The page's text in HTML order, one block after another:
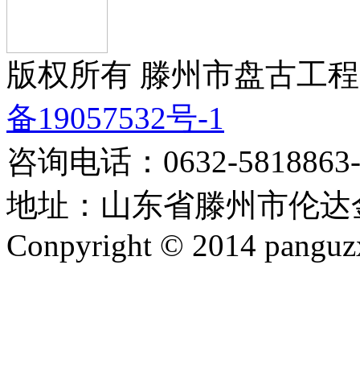
版权所有 滕州市盘古工
备19057532号-1
咨询电话：0632-
地址：山东省滕州市伦
Conpyright © 2014